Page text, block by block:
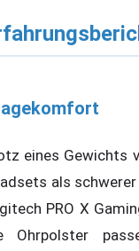
eines Gewichts
als
PRO X
Ohrpolster